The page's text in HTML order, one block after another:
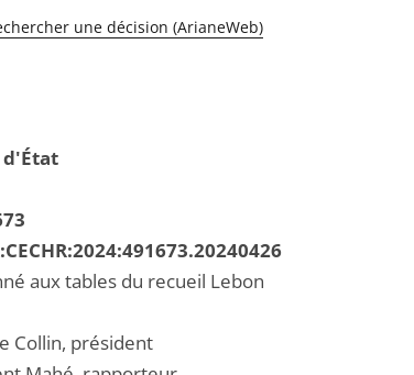
une décision (ArianeWeb)
d'État
aux tables du recueil Lebon
Collin, président